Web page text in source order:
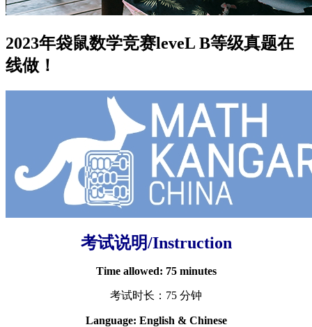
2023年袋鼠数学竞赛leveL B等级真题在
线做！
考试说明/Instruction
Time allowed: 75 minutes
考试时长：75 分钟
Language: English & Chinese